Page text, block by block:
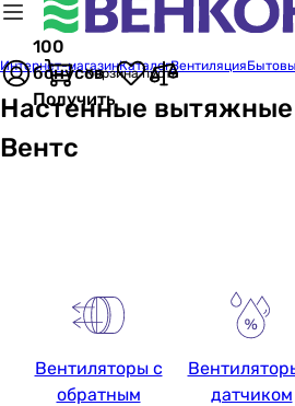
100
бонусов
Получить
Корзина пуста
Интернет-магазинКаталогВентиляция
Настенные вытяжные
Вентс
Вентиляторы с
обратным
датчиком